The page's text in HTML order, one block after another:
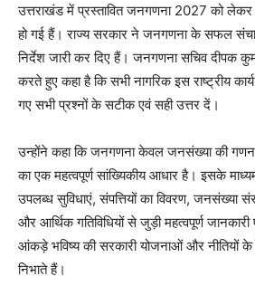
उत्तराखंड में प्रस्तावित जनगणना 2027 को लेकर
हो गई हैं। राज्य सरकार ने जनगणना के सफल
निर्देश जारी कर दिए हैं। जनगणना सचिव दीपक
करते हुए कहा है कि सभी नागरिक इस राष्ट्रीय
गए सभी प्रश्नों के सटीक एवं सही उत्तर दें।
उन्होंने कहा कि जनगणना केवल जनसंख्या की
का एक महत्वपूर्ण सांख्यिकीय आधार है। इसके
उपलब्ध सुविधाएं, संपत्तियों का विवरण, जनसंख्या
और आर्थिक गतिविधियों से जुड़ी महत्वपूर्ण
आंकड़े भविष्य की सरकारी योजनाओं और नीतियों के
निभाते हैं।